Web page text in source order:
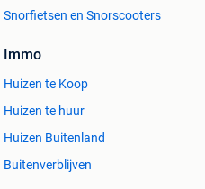
Snorfietsen en Snorscooters
Immo
Huizen te Koop
Huizen te huur
Huizen Buitenland
Buitenverblijven